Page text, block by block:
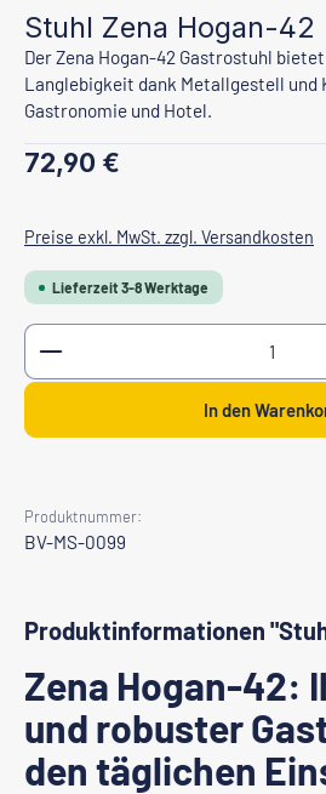
Stuhl Zena Hogan-42
Der Zena Hogan-42 Gastrostuhl
Langlebigkeit dank Metallgestell und
Gastronomie und Hotel.
Regulärer Preis:
72,90 €
Preise exkl. MwSt. zzgl. Versandkosten
Lieferzeit 3-8 Werktage
Produkt Anzahl: Gib den
In den
Produktnummer:
BV-MS-0099
Produktinformationen
Zena Hogan-42:
und robuster
den täglichen